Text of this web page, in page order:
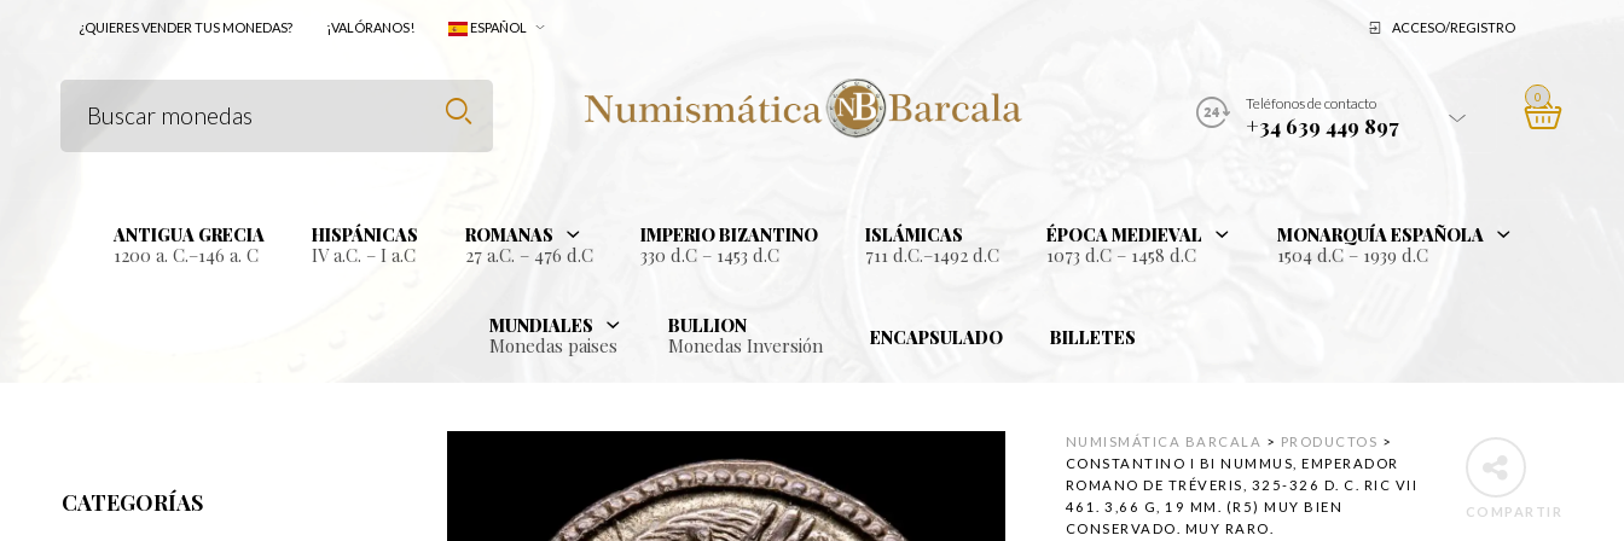
¿QUIERES VENDER TUS MONEDAS? ¡VALÓRANOS! ESPAÑOL ACCESO/REGISTRO
Teléfonos de contacto
+34 639 449 897
0
ANTIGUA GRECIA
1200 a. C.–146 a. C
HISPÁNICAS
IV a.C. – I a.C
ROMANAS
27 a.C. – 476 d.C
IMPERIO BIZANTINO
330 d.C – 1453 d.C
ISLÁMICAS
711 d.C.–1492 d.C
ÉPOCA MEDIEVAL
1073 d.C – 1458 d.C
MONARQUÍA ESPAÑOLA
1504 d.C – 1939 d.C
MUNDIALES
Monedas paises
BULLION
Monedas Inversión ENCAPSULADO BILLETES
CATEGORÍAS COMPARTIR
NUMISMÁTICA BARCALA > PRODUCTOS >
CONSTANTINO I BI NUMMUS, EMPERADOR
ROMANO DE TRÉVERIS, 325-326 D. C. RIC VII
461. 3,66 G, 19 MM. (R5) MUY BIEN
CONSERVADO. MUY RARO.